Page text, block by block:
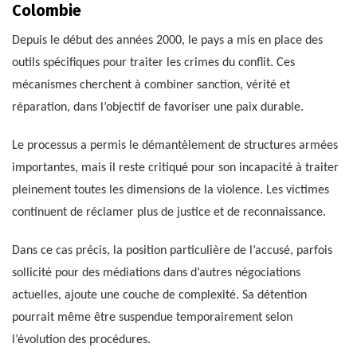
Colombie
Depuis le début des années 2000, le pays a mis en place des
outils spécifiques pour traiter les crimes du conflit. Ces
mécanismes cherchent à combiner sanction, vérité et
réparation, dans l’objectif de favoriser une paix durable.
Le processus a permis le démantèlement de structures armées
importantes, mais il reste critiqué pour son incapacité à traiter
pleinement toutes les dimensions de la violence. Les victimes
continuent de réclamer plus de justice et de reconnaissance.
Dans ce cas précis, la position particulière de l’accusé, parfois
sollicité pour des médiations dans d’autres négociations
actuelles, ajoute une couche de complexité. Sa détention
pourrait même être suspendue temporairement selon
l’évolution des procédures.